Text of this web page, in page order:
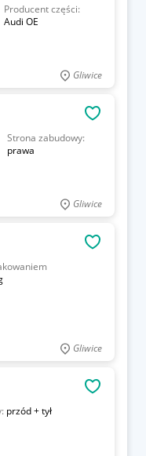
Producent części:
Audi OE
Gliwice
Strona zabudowy:
prawa
Gliwice
Gliwice
przód + tył